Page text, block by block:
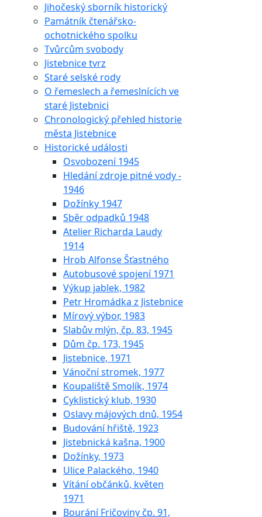
Jihočeský sborník historický
Památník čtenářsko-
ochotnického spolku
Tvůrcům svobody
Jistebnice tvrz
Staré selské rody
O řemeslech a řemeslnících ve
staré Jistebnici
Chronologický přehled historie
města Jistebnice
Historické události
Osvobození 1945
Hledání zdroje pitné vody -
1946
Dožínky 1947
Sběr odpadků 1948
Atelier Richarda Laudy
1914
Hrob Alfonse Šťastného
Autobusové spojení 1971
Výkup jablek, 1982
Petr Hromádka z Jistebnice
Mírový výbor, 1983
Slabův mlýn, čp. 83, 1945
Dům čp. 173, 1945
Jistebnice, 1971
Vánoční stromek, 1977
Koupaliště Smolík, 1974
Cyklistický klub, 1930
Oslavy májových dnů, 1954
Budování hřiště, 1923
Jistebnická kašna, 1900
Dožínky, 1973
Ulice Palackého, 1940
Vítání občánků, květen
1971
Bourání Fričoviny čp. 91,